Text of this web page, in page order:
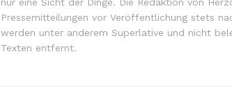
Pressemitteilungen vor Veröffentlichung stets
werden unter anderem Superlative und nicht
Texten entfernt.